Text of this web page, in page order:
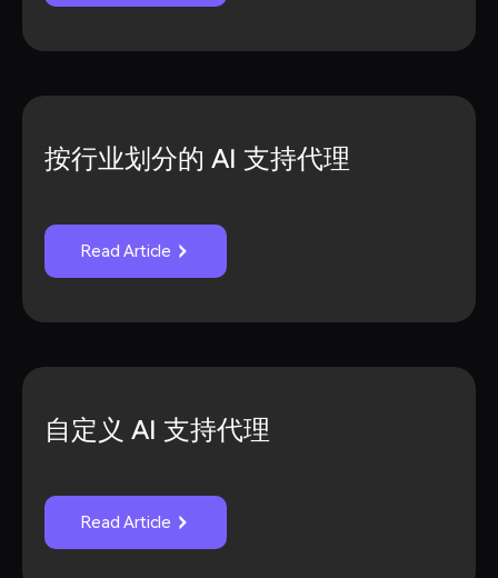
按行业划分的 AI 支持代理
Read Article
自定义 AI 支持代理
Read Article